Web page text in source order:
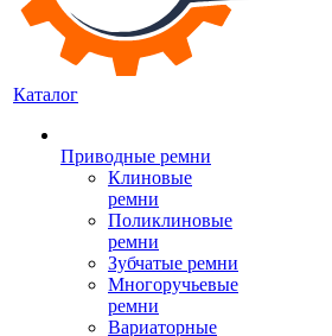
Каталог
Приводные ремни
Клиновые
ремни
Поликлиновые
ремни
Зубчатые ремни
Многоручьевые
ремни
Вариаторные